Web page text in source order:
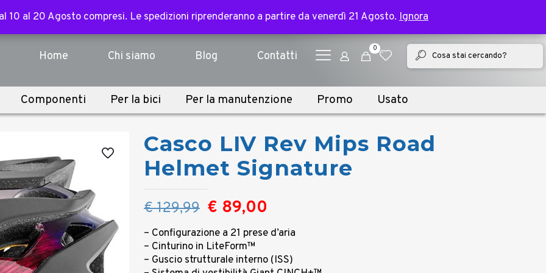
abbigliamento, componenti e sopra i 3.000€ per tutte le bike | Spedizione in 2 giorni lavorativi
Home Chi siamo Blog Contatti
0
Componenti Per la bici Per la manutenzione Promo Usato
Casco LIV Rev Mips Road
Helmet Signature
€129,99 Il
prezzo
originale
era:
€ 89,00
prezzo
attuale
è:
– Configurazione a 21 prese d’aria
– Cinturino in LiteForm™
– Guscio strutturale interno (ISS)
10 al 20 Agosto compresi. Le spedizioni riprenderanno a partire da venerdì 21 Agosto. Ignora
10 al 20 Agosto compresi. Le spedizioni riprenderanno a partire da venerdì 21 Agosto. Ignora